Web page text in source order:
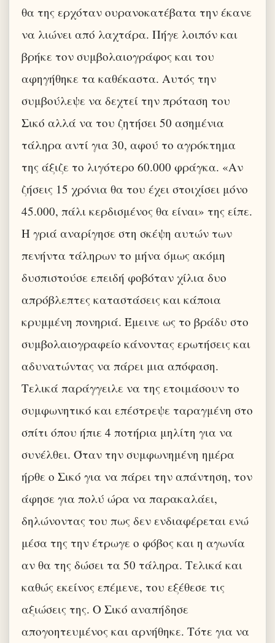
θα της ερχόταν ουρανοκατέβατα την έκανε
να λιώνει από λαχτάρα. Πήγε λοιπόν και
βρήκε τον συμβολαιογράφος και του
αφηγήθηκε τα καθέκαστα. Αυτός την
συμβούλεψε να δεχτεί την πρόταση του
Σικό αλλά να του ζητήσει 50 ασημένια
τάληρα αντί για 30, αφού το αγρόκτημα
της άξιζε το λιγότερο 60.000 φράγκα. «Αν
ζήσεις 15 χρόνια θα του έχει στοιχίσει μόνο
45.000, πάλι κερδισμένος θα είναι» της είπε.
Η γριά αναρίγησε στη σκέψη αυτών των
πενήντα τάληρων το μήνα όμως ακόμη
δυσπιστούσε επειδή φοβόταν χίλια δυο
απρόβλεπτες καταστάσεις και κάποια
κρυμμένη πονηριά. Έμεινε ως το βράδυ στο
συμβολαιογραφείο κάνοντας ερωτήσεις και
αδυνατώντας να πάρει μια απόφαση.
Τελικά παράγγειλε να της ετοιμάσουν το
συμφωνητικό και επέστρεψε ταραγμένη στο
σπίτι όπου ήπιε 4 ποτήρια μηλίτη για να
συνέλθει. Όταν την συμφωνημένη ημέρα
ήρθε ο Σικό για να πάρει την απάντηση, τον
άφησε για πολύ ώρα να παρακαλάει,
δηλώνοντας του πως δεν ενδιαφέρεται ενώ
μέσα της την έτρωγε ο φόβος και η αγωνία
αν θα της δώσει τα 50 τάληρα. Τελικά και
καθώς εκείνος επέμενε, του εξέθεσε τις
αξιώσεις της. Ο Σικό αναπήδησε
απογοητευμένος και αρνήθηκε. Τότε για να